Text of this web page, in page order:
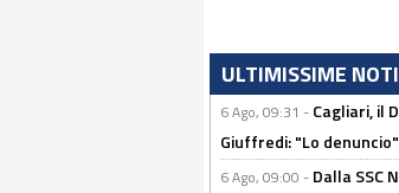
ULTIMISSIME
6 Ago, 09:31 - Cagliari, il
Giuffredi: "Lo denuncio"
6 Ago, 09:00 - Dalla SSC